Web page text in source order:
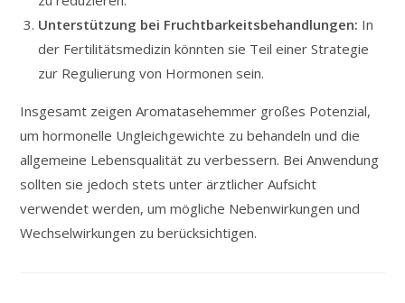
Unterstützung bei Fruchtbarkeitsbehandlungen: In
der Fertilitätsmedizin könnten sie Teil einer Strategie
zur Regulierung von Hormonen sein.
Insgesamt zeigen Aromatasehemmer großes Potenzial,
um hormonelle Ungleichgewichte zu behandeln und die
allgemeine Lebensqualität zu verbessern. Bei Anwendung
sollten sie jedoch stets unter ärztlicher Aufsicht
verwendet werden, um mögliche Nebenwirkungen und
Wechselwirkungen zu berücksichtigen.